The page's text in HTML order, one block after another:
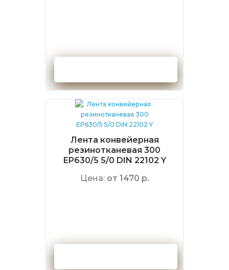
Лента конвейерная
резинотканевая 300
EP630/5 5/0 DIN 22102 Y
Цена: от 1470 р.